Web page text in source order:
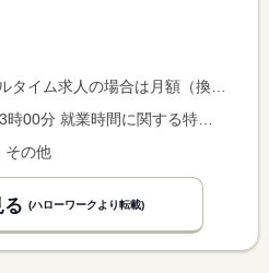
換算額）、パート求人の場合は時間額を表示しています。
その他
(ハローワークより転載)